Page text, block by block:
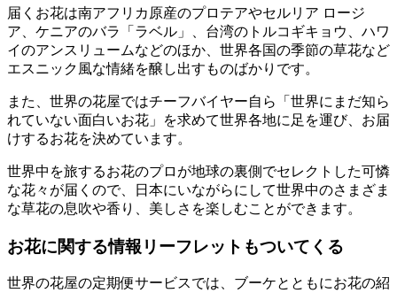
届くお花は南アフリカ原産のプロテアやセルリア ロージ
ア、ケニアのバラ「ラベル」、台湾のトルコギキョウ、ハワ
イのアンスリュームなどのほか、世界各国の季節の草花など
エスニック風な情緒を醸し出すものばかりです。
また、世界の花屋ではチーフバイヤー自ら「世界にまだ知ら
れていない面白いお花」を求めて世界各地に足を運び、お届
けするお花を決めています。
世界中を旅するお花のプロが地球の裏側でセレクトした可憐
な花々が届くので、日本にいながらにして世界中のさまざま
な草花の息吹や香り、美しさを楽しむことができます。
お花に関する情報リーフレットもついてくる
世界の花屋の定期便サービスでは、ブーケとともにお花の紹